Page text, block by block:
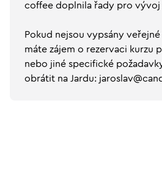
coffee doplnila řady pro vývoj
Pokud nejsou vypsány
máte zájem o rezervaci kurzu
nebo jiné specifické
obrátit na Jardu: